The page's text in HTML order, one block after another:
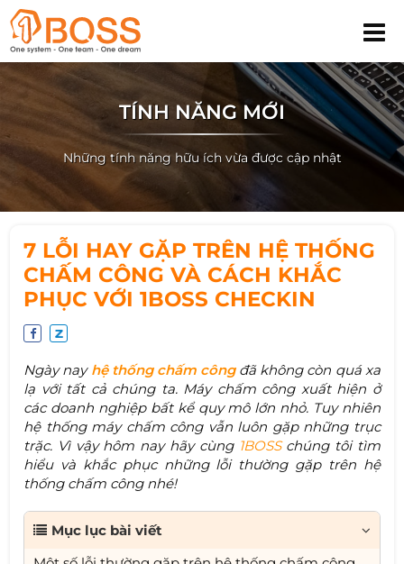
TÍNH NĂNG MỚI
Những tính năng hữu ích vừa được cập nhật
7 LỖI HAY GẶP TRÊN HỆ THỐNG
CHẤM CÔNG VÀ CÁCH KHẮC
PHỤC VỚI 1BOSS CHECKIN
Ngày nay hệ thống chấm công đã không còn quá xa
lạ với tất cả chúng ta. Máy chấm công xuất hiện ở
các doanh nghiệp bất kể quy mô lớn nhỏ. Tuy nhiên
hệ thống máy chấm công vẫn luôn gặp những trục
trặc. Vì vậy hôm nay hãy cùng 1BOSS chúng tôi tìm
hiểu và khắc phục những lỗi thường gặp trên hệ
thống chấm công nhé!
Mục lục bài viết